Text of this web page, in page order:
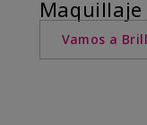
Maquillaje
Vamos a